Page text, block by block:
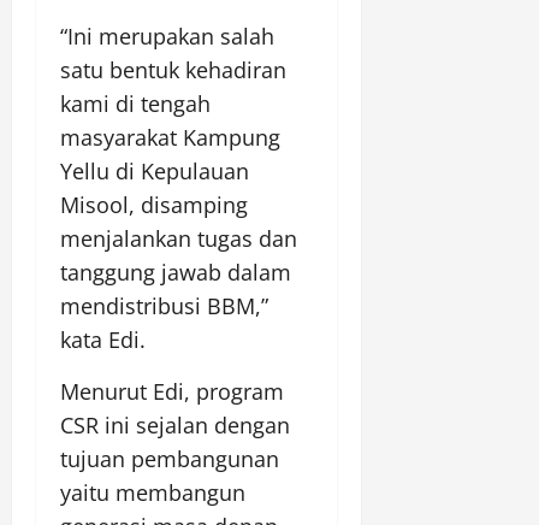
“Ini merupakan salah
satu bentuk kehadiran
kami di tengah
masyarakat Kampung
Yellu di Kepulauan
Misool, disamping
menjalankan tugas dan
tanggung jawab dalam
mendistribusi BBM,”
kata Edi.
Menurut Edi, program
CSR ini sejalan dengan
tujuan pembangunan
yaitu membangun